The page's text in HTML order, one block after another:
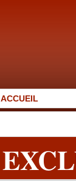
ACCUEIL